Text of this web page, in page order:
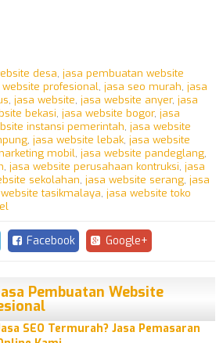
desa, jasa pembuatan website
profesional, jasa seo murah, jasa
, jasa website, jasa website anyer, jasa
bekasi, jasa website bogor, jasa
instansi pemerintah, jasa website
, jasa website lebak, jasa website
mobil, jasa website pandeglang,
, jasa website perusahaan kontruksi, jasa
sekolahan, jasa website serang, jasa
tasikmalaya, jasa website toko
Facebook Google+
Pembuatan Website
SEO Termurah? Jasa Pemasaran